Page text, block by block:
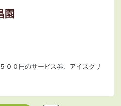
園
００円のサービス券、アイスクリ